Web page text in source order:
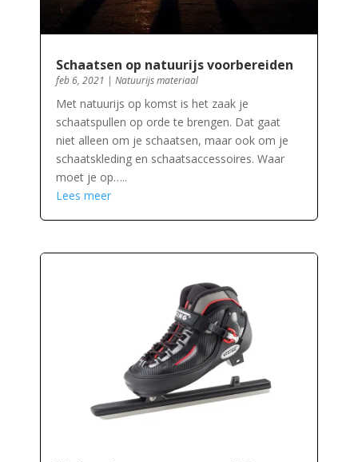
Schaatsen op natuurijs voorbereiden
feb 6, 2021 | Natuurijs materiaal
Met natuurijs op komst is het zaak je
schaatspullen op orde te brengen. Dat gaat
niet alleen om je schaatsen, maar ook om je
schaatskleding en schaatsaccessoires. Waar
moet je op…..
Lees meer